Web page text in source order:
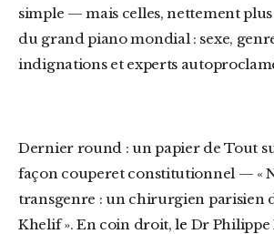
simple — mais celles, nettement
du grand piano mondial : sexe,
indignations et experts
Dernier round : un papier de Tout
façon couperet constitutionnel — «
transgenre : un chirurgien parisien
Khelif ». En coin droit, le Dr Philippe